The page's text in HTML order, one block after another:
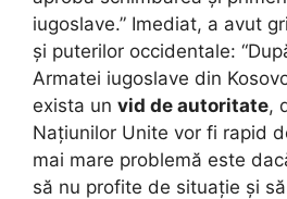
iugoslave.” Imediat, a avut
și puterilor occidentale:
Armatei iugoslave din
exista un vid de autoritate,
Națiunilor Unite vor fi rapid
mai mare problemă este
să nu profite de situație și